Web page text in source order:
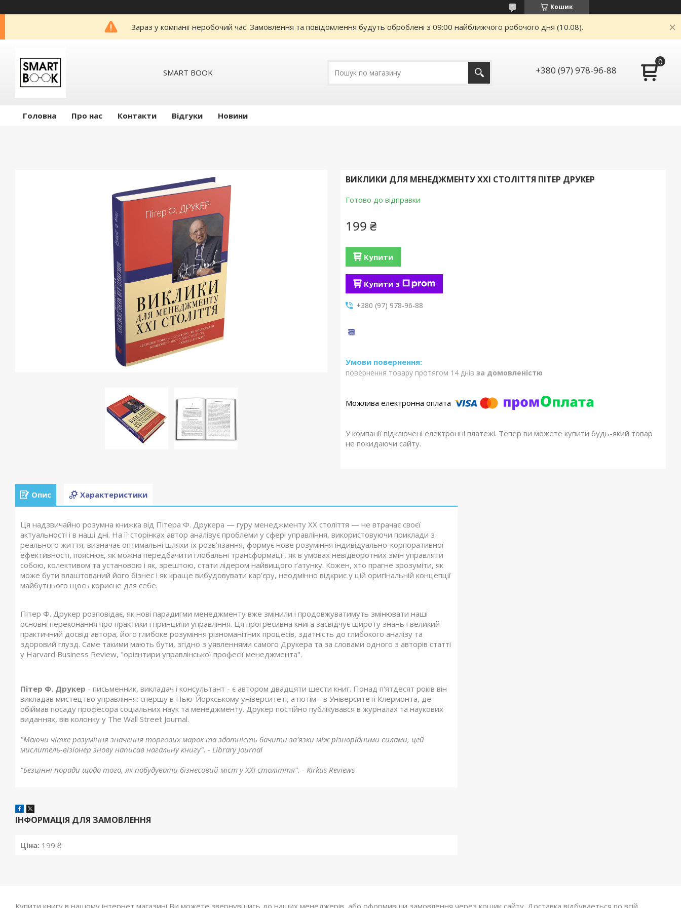
Кошик
Зараз у компанії неробочий час. Замовлення та повідомлення будуть оброблені з 09:00 найближчого робочого дня (10.08).
SMART BOOK +380 (97) 978-96-88
Головна Про нас Контакти Відгуки Новини
ВИКЛИКИ ДЛЯ МЕНЕДЖМЕНТУ XXI СТОЛІТТЯ ПІТЕР ДРУКЕР
Готово до відправки
199 ₴
Купити
Купити з
+380 (97) 978-96-88
повернення товару протягом 14 днів за домовленістю
У компанії підключені електронні платежі. Тепер ви можете купити будь-який товар
не покидаючи сайту.
Опис Характеристики
Ця надзвичайно розумна книжка від Пітера Ф. Друкера — гуру менеджменту XX століття — не втрачає своєї
актуальності і в наші дні. На її сторінках автор аналізує проблеми у сфері управління, використовуючи приклади з
реального життя, визначає оптимальні шляхи їх розв’язання, формує нове розуміння індивідуально-корпоративної
ефективності, пояснює, як можна передбачити глобальні трансформації, як в умовах невідворотних змін управляти
собою, колективом та установою і як, зрештою, стати лідером найвищого ґатунку. Кожен, хто прагне зрозуміти, як
може бути влаштований його бізнес і як краще вибудовувати кар’єру, неодмінно відкриє у цій оригінальній концепції
майбутнього щось корисне для себе.
Пітер Ф. Друкер розповідає, як нові парадигми менеджменту вже змінили і продовжуватимуть змінювати наші
основні переконання про практики і принципи управління. Ця прогресивна книга засвідчує широту знань і великий
практичний досвід автора, його глибоке розуміння різноманітних процесів, здатність до глибокого аналізу та
здоровий глузд. Саме такими мають бути, згідно з уявленнями самого Друкера та за словами одного з авторів статті
у Harvard Business Review, "орієнтири управлінської професії менеджмента".
Пітер Ф. Друкер - письменник, викладач і консультант - є автором двадцяти шести книг. Понад п'ятдесят років він
викладав мистецтво управління: спершу в Нью-Йоркському університеті, а потім - в Університеті Клермонта, де
обіймав посаду професора соціальних наук та менеджменту. Друкер постійно публікувався в журналах та наукових
виданнях, вів колонку у The Wall Street Journal.
"Маючи чітке розуміння значення торгових марок та здатність бачити зв'язки між різнорідними силами, цей
мислитель-візіонер знову написав нагальну книгу". - Library Journal
"Безцінні поради щодо того, як побудувати бізнесовий міст у ХХІ століття". - Kirkus Reviews
ІНФОРМАЦІЯ ДЛЯ ЗАМОВЛЕННЯ
Ціна: 199 ₴
Купити книгу в нашому інтернет магазині Ви можете звернувшись до наших менеджерів, або оформивши замовлення через кошик сайту. Доставка відбуваеться по всій